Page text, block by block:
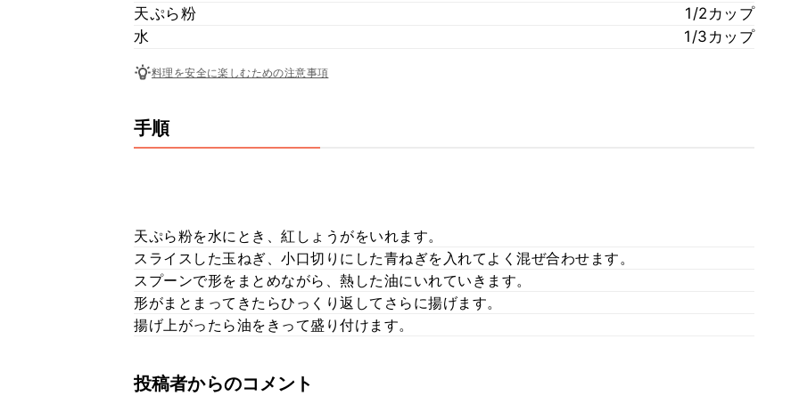
天ぷら粉
1/2カップ
水
1/3カップ
料理を安全に楽しむための注意事項
手順
天ぷら粉を水にとき、紅しょうがをいれます。
スライスした玉ねぎ、小口切りにした青ねぎを入れてよく混ぜ合わせます。
スプーンで形をまとめながら、熱した油にいれていきます。
形がまとまってきたらひっくり返してさらに揚げます。
揚げ上がったら油をきって盛り付けます。
投稿者からのコメント